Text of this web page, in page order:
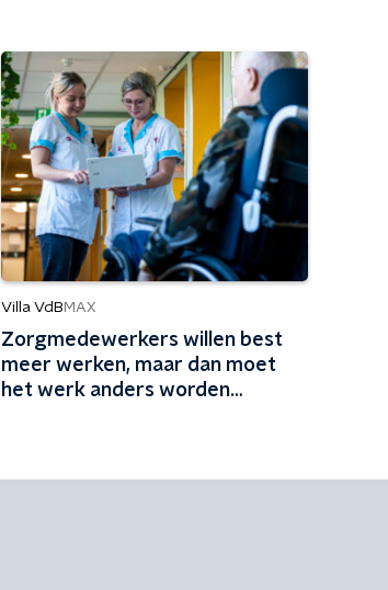
Villa VdB MAX
Zorgmedewerkers willen best
meer werken, maar dan moet
het werk anders worden